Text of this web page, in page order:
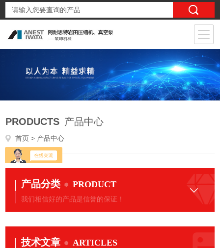
PRODUCTS 产品中心
首页 > 产品中心
产品分类 PRODUCT
我们相信好的产品是信誉的保证！
技术文章 ARTICLES